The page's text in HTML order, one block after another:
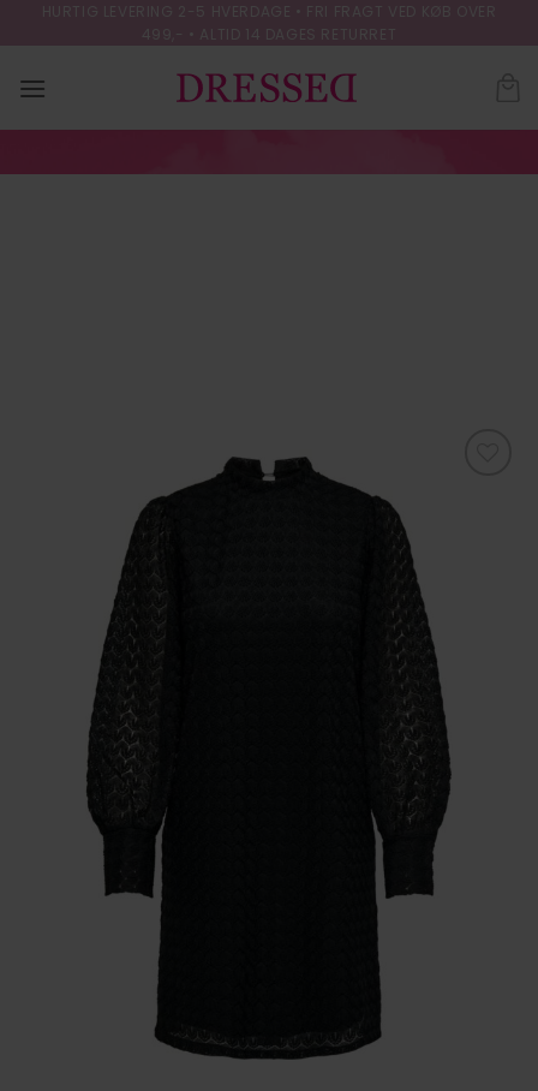
to
content
HURTIG LEVERING 2-5 HVERDAGE • FRI FRAGT VED KØB OVER
499,- • ALTID 14 DAGES RETURRET